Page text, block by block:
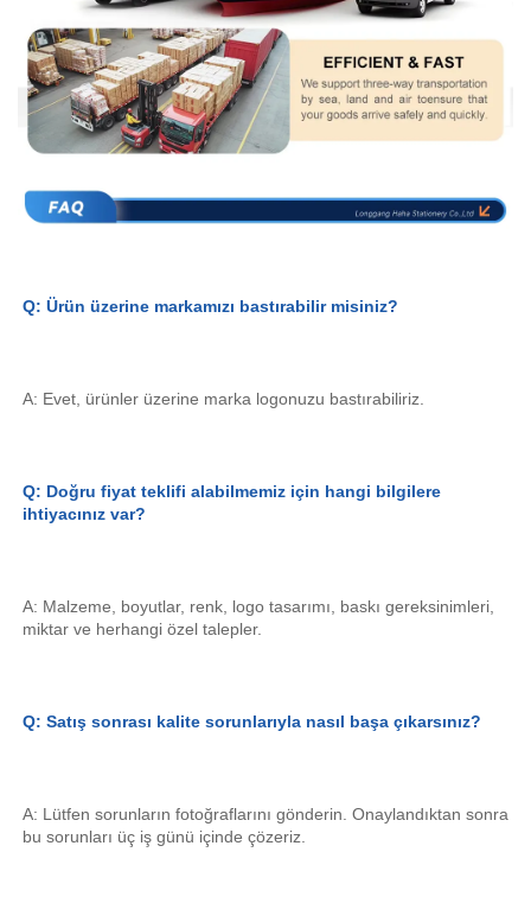
Q: Ürün üzerine markamızı bastırabilir misiniz?
A: Evet, ürünler üzerine marka logonuzu bastırabiliriz.
Q: Doğru fiyat teklifi alabilmemiz için hangi bilgilere
ihtiyacınız var?
A: Malzeme, boyutlar, renk, logo tasarımı, baskı gereksinimleri,
miktar ve herhangi özel talepler.
Q: Satış sonrası kalite sorunlarıyla nasıl başa çıkarsınız?
A: Lütfen sorunların fotoğraflarını gönderin. Onaylandıktan sonra
bu sorunları üç iş günü içinde çözeriz.